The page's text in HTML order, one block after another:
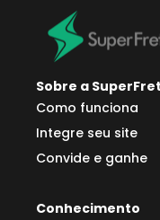
Sobre a
Como funciona
Integre seu site
Convide e ganhe
Conhecimento